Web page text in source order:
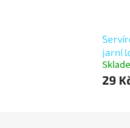
jarní
29